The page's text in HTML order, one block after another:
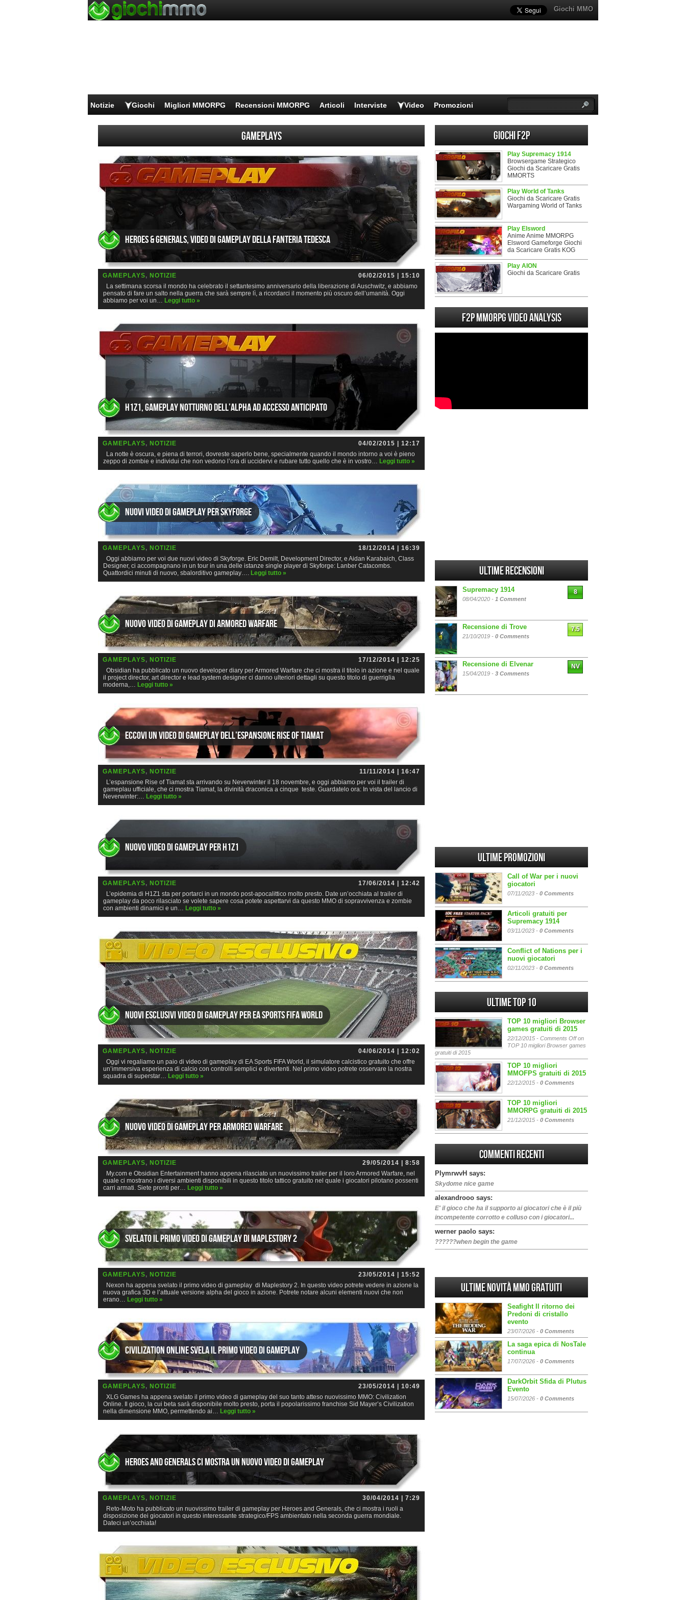
Giochi MMO
Notizie Giochi Migliori MMORPG Recensioni MMORPG Articoli Interviste Video Promozioni
Gameplays
Heroes & Generals, video di gameplay della fanteria tedesca
GAMEPLAYS, NOTIZIE
06/02/2015 | 15:10
La settimana scorsa il mondo ha celebrato il settantesimo anniversario della liberazione di Auschwitz, e abbiamo
pensato di fare un salto nella guerra che sarà sempre lì, a ricordarci il momento più oscuro dell’umanità. Oggi
abbiamo per voi un… Leggi tutto »
H1Z1, gameplay notturno dell’alpha ad accesso anticipato
GAMEPLAYS, NOTIZIE
04/02/2015 | 12:17
La notte è oscura, e piena di terrori, dovreste saperlo bene, specialmente quando il mondo intorno a voi è pieno
zeppo di zombie e individui che non vedono l’ora di uccidervi e rubare tutto quello che è in vostro… Leggi tutto »
Nuovi video di gameplay per skyforge
GAMEPLAYS, NOTIZIE
18/12/2014 | 16:39
Oggi abbiamo per voi due nuovi video di Skyforge. Eric Demilt, Development Director, e Aidan Karabaich, Class
Designer, ci accompagnano in un tour in una delle istanze single player di Skyforge: Lanber Catacombs.
Quattordici minuti di nuovo, sbalorditivo gameplay…. Leggi tutto »
Nuovo video di gameplay di Armored Warfare
GAMEPLAYS, NOTIZIE
17/12/2014 | 12:25
Obsidian ha pubblicato un nuovo developer diary per Armored Warfare che ci mostra il titolo in azione e nel quale
il project director, art director e lead system designer ci danno ulteriori dettagli su questo titolo di guerriglia
moderna,… Leggi tutto »
Eccovi un video di gameplay dell’espansione Rise of Tiamat
GAMEPLAYS, NOTIZIE
11/11/2014 | 16:47
L’espansione Rise of Tiamat sta arrivando su Neverwinter il 18 novembre, e oggi abbiamo per voi il trailer di
gameplau ufficiale, che ci mostra Tiamat, la divinità draconica a cinque teste. Guardatelo ora: In vista del lancio di
Neverwinter:… Leggi tutto »
Nuovo video di gameplay per H1Z1
GAMEPLAYS, NOTIZIE
17/06/2014 | 12:42
L’epidemia di H1Z1 sta per portarci in un mondo post-apocalittico molto presto. Date un’occhiata al trailer di
gameplay da poco rilasciato se volete sapere cosa potete aspettarvi da questo MMO di sopravvivenza e zombie
con ambienti dinamici e un… Leggi tutto »
Nuovi esclusivi video di gameplay per EA Sports FIFA World
GAMEPLAYS, NOTIZIE
04/06/2014 | 12:02
Oggi vi regaliamo un paio di video di gameplay di EA Sports FIFA World, il simulatore calcistico gratuito che offre
un’immersiva esperienza di calcio con controlli semplici e divertenti. Nel primo video potrete osservare la nostra
squadra di superstar… Leggi tutto »
Nuovo video di gameplay per Armored Warfare
GAMEPLAYS, NOTIZIE
29/05/2014 | 8:58
My.com e Obsidian Entertainment hanno appena rilasciato un nuovissimo trailer per il loro Armored Warfare, nel
quale ci mostrano i diversi ambienti disponibili in questo titolo tattico gratuito nel quale i giocatori pilotano possenti
carri armati. Siete pronti per… Leggi tutto »
Svelato il primo video di gameplay di MapleStory 2
GAMEPLAYS, NOTIZIE
23/05/2014 | 15:52
Nexon ha appena svelato il primo video di gameplay di Maplestory 2. In questo video potrete vedere in azione la
nuova grafica 3D e l’attuale versione alpha del gioco in azione. Potrete notare alcuni elementi nuovi che non
erano… Leggi tutto »
Civilization Online svela il primo video di gameplay
GAMEPLAYS, NOTIZIE
23/05/2014 | 10:49
XLG Games ha appena svelato il primo video di gameplay del suo tanto atteso nuovissimo MMO: Civilization
Online. Il gioco, la cui beta sarà disponibile molto presto, porta il popolarissimo franchise Sid Mayer’s Civilization
nella dimensione MMO, permettendo ai… Leggi tutto »
Heroes and Generals ci mostra un nuovo video di Gameplay
GAMEPLAYS, NOTIZIE
30/04/2014 | 7:29
Reto-Moto ha pubblicato un nuovissimo trailer di gameplay per Heroes and Generals, che ci mostra i ruoli a
disposizione dei giocatori in questo interessante strategico/FPS ambientato nella seconda guerra mondiale.
Dateci un’occhiata!
Giochi F2P
Play Supremacy 1914
Browsergame Strategico
Giochi da Scaricare Gratis
MMORTS
Play World of Tanks
Giochi da Scaricare Gratis
Wargaming World of Tanks
Play Elsword
Anime Anime MMORPG
Elsword Gameforge Giochi
da Scaricare Gratis KOG
Play AION
Giochi da Scaricare Gratis
F2P MMORPG Video analysis
Ultime Recensioni
Supremacy 1914
08/04/2020 - 1 Comment
8
Recensione di Trove
21/10/2019 - 0 Comments
7.5
Recensione di Elvenar
15/04/2019 - 3 Comments
NV
Ultime promozioni
Call of War per i nuovi
giocatori
07/11/2023 - 0 Comments
Articoli gratuiti per
Supremacy 1914
03/11/2023 - 0 Comments
Conflict of Nations per i
nuovi giocatori
02/11/2023 - 0 Comments
Ultime Top 10
TOP 10 migliori Browser
games gratuiti di 2015
22/12/2015 - Comments Offon
TOP 10 migliori Browser games
gratuiti di 2015
TOP 10 migliori
MMOFPS gratuiti di 2015
22/12/2015 - 0 Comments
TOP 10 migliori
MMORPG gratuiti di 2015
21/12/2015 - 0 Comments
Commenti Recenti
PIymrwvH says:
Skydome nice game
alexandrooo says:
E' il gioco che ha il supporto ai giocatori che è il più
incompetente corrotto e colluso con i giocatori...
werner paolo says:
??????when begin the game
Ultime Novità MMO gratuiti
Seafight Il ritorno dei
Predoni di cristallo
evento
23/07/2026 - 0 Comments
La saga epica di NosTale
continua
17/07/2026 - 0 Comments
DarkOrbit Sfida di Plutus
Evento
15/07/2026 - 0 Comments